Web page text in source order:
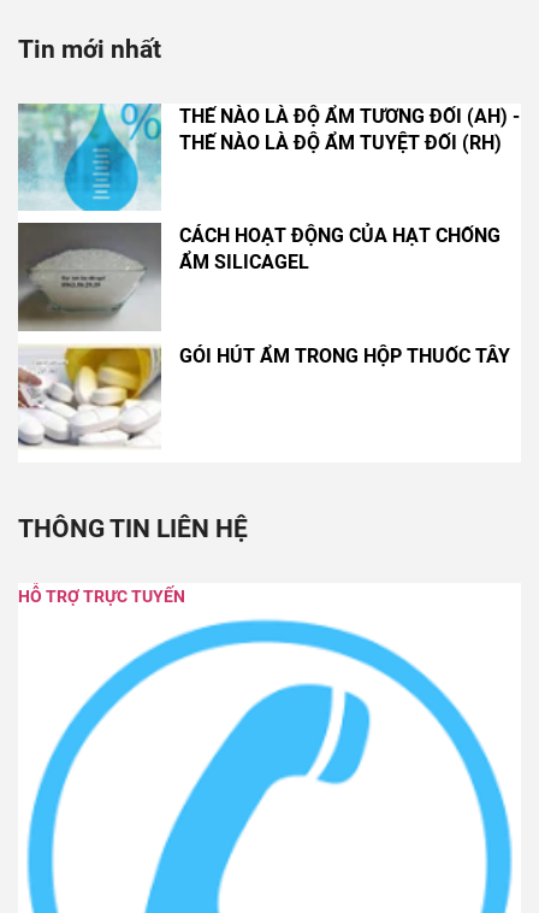
Tin mới nhất
THẾ NÀO LÀ ĐỘ ẨM TƯƠNG ĐỐI (AH) -
THẾ NÀO LÀ ĐỘ ẨM TUYỆT ĐỐI (RH)
CÁCH HOẠT ĐỘNG CỦA HẠT CHỐNG
ẨM SILICAGEL
GÓI HÚT ẨM TRONG HỘP THUỐC TÂY
THÔNG TIN LIÊN HỆ
HỖ TRỢ TRỰC TUYẾN